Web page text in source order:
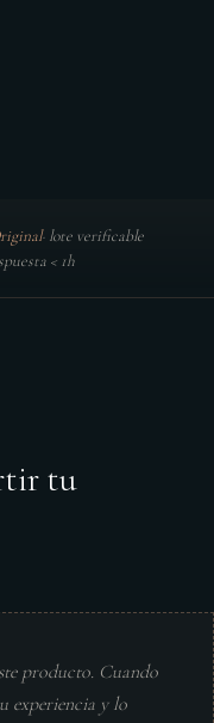
· lote verificable
< 1h
tu
producto. Cuando
experiencia y lo